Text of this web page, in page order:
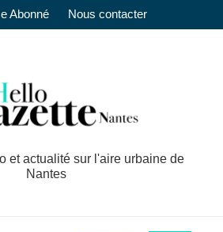
Abonné Nous contacter
et actualité sur l'aire urbaine de
Nantes